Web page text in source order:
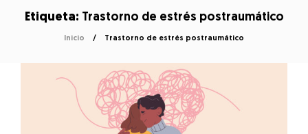
Etiqueta: Trastorno de estrés postraumático
Inicio Trastorno de estrés postraumático